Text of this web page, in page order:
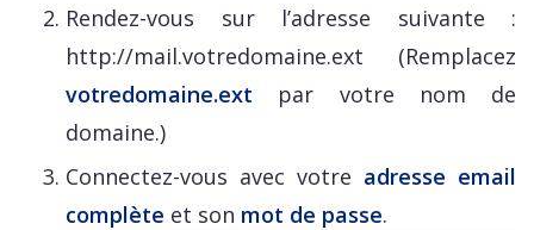
Rendez-vous sur l’adresse suivante :
http://mail.votredomaine.ext (Remplacez
votredomaine.ext par votre nom de
domaine.)
Connectez-vous avec votre adresse email
complète et son mot de passe.